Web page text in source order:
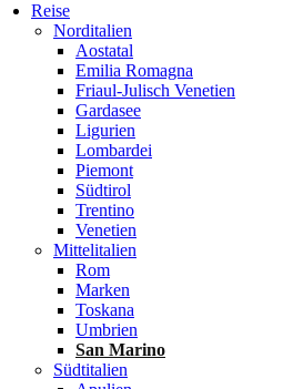
Reise
Norditalien
Aostatal
Emilia Romagna
Friaul-Julisch Venetien
Gardasee
Ligurien
Lombardei
Piemont
Südtirol
Trentino
Venetien
Mittelitalien
Rom
Marken
Toskana
Umbrien
San Marino
Südtitalien